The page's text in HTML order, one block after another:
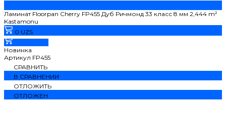
Ламинат Floorpan Cherry FP455 Дуб Ричмонд 33 класс 8 мм 2,444 m²
Kastamonu
0 UZS
Новинка
Артикул FP455
СРАВНИТЬ
В СРАВНЕНИИ
ОТЛОЖИТЬ
ОТЛОЖЕН